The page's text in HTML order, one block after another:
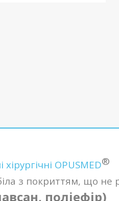
OPUSMED®
з покриттям, що не
, поліефір)